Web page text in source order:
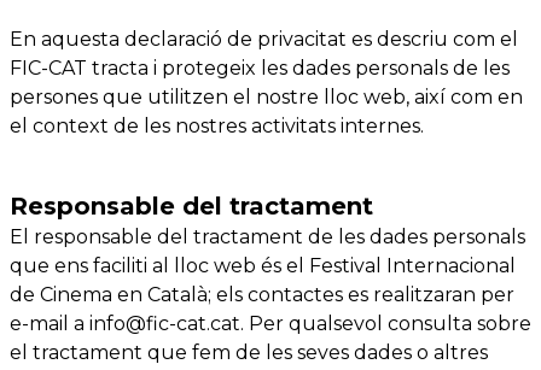
En aquesta declaració de privacitat es descriu com el
FIC-CAT tracta i protegeix les dades personals de les
persones que utilitzen el nostre lloc web, així com en
el context de les nostres activitats internes.
​Responsable del tractament
El responsable del tractament de les dades personals
que ens faciliti al lloc web és el Festival Internacional
de Cinema en Català; els contactes es realitzaran per
e-mail a info@fic-cat.cat. Per qualsevol consulta sobre
el tractament que fem de les seves dades o altres